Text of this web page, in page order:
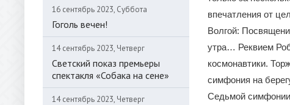
16 сентябрь 2023, Суббота
Гоголь вечен!
14 сентябрь 2023, Четверг
Светский показ премьеры
спектакля «Собака на сене»
14 сентябрь 2023, Четверг
впечатления от
Волгой:
утра… Реквием
космонавтики.
симфония на
Седьмой симфонии